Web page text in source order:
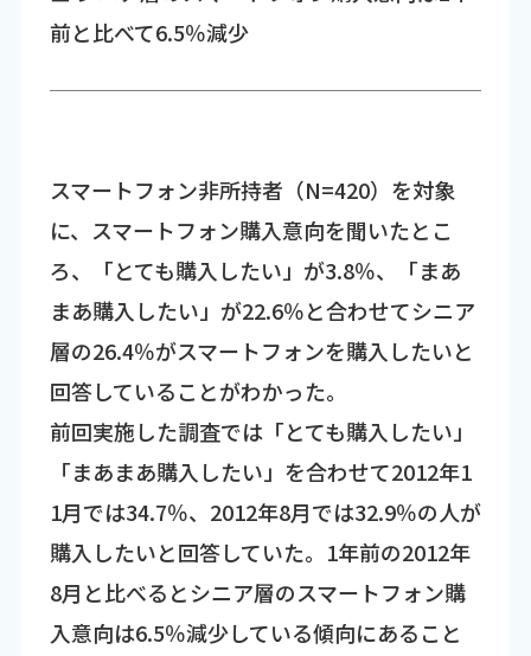
前と比べて6.5％減少
スマートフォン非所持者（N=420）を対象
に、スマートフォン購入意向を聞いたとこ
ろ、「とても購入したい」が3.8％、「まあ
まあ購入したい」が22.6％と合わせてシニア
層の26.4％がスマートフォンを購入したいと
回答していることがわかった。
前回実施した調査では「とても購入したい」
「まあまあ購入したい」を合わせて2012年1
1月では34.7％、2012年8月では32.9％の人が
購入したいと回答していた。1年前の2012年
8月と比べるとシニア層のスマートフォン購
入意向は6.5％減少している傾向にあること